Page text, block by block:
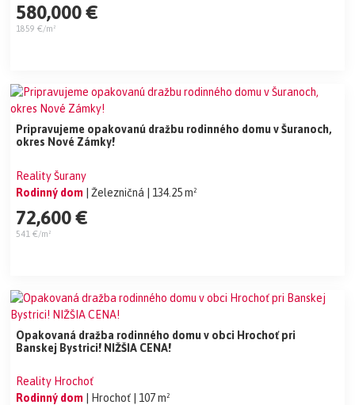
580,000 €
1859 €/m²
Pripravujeme opakovanú dražbu rodinného domu v Šuranoch,
okres Nové Zámky!
Reality Šurany
Rodinný dom
| Železničná | 134.25 m²
72,600 €
541 €/m²
Opakovaná dražba rodinného domu v obci Hrochoť pri
Banskej Bystrici! NIŽŠIA CENA!
Reality Hrochoť
Rodinný dom
| Hrochoť | 107 m²